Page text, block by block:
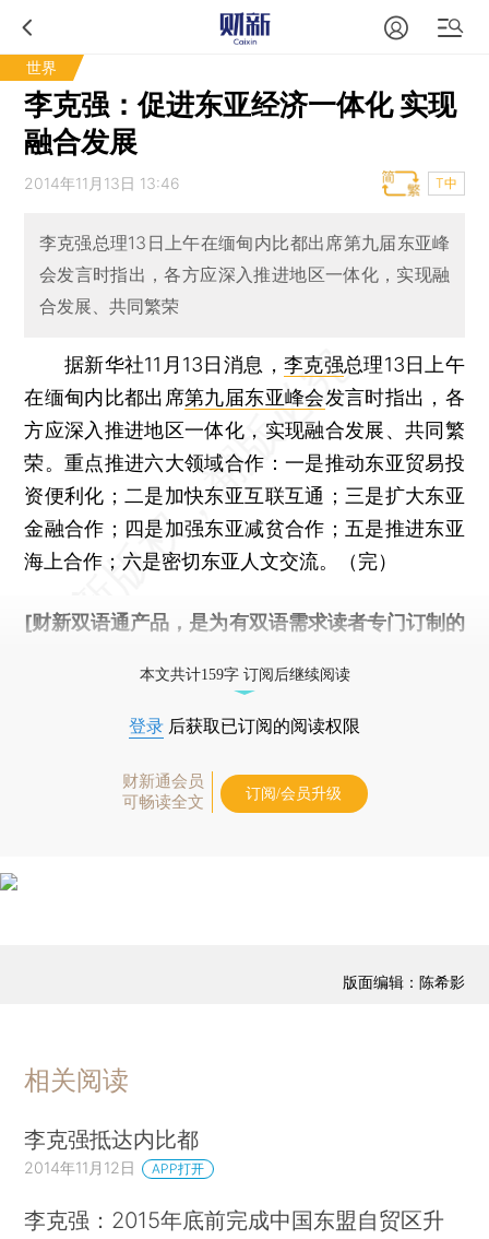
世界
李克强：促进东亚经济一体化 实现
融合发展
2014年11月13日 13:46 T中
李克强总理13日上午在缅甸内比都出席第九届东亚峰
会发言时指出，各方应深入推进地区一体化，实现融
合发展、共同繁荣
据新华社11月13日消息， 李克强总理13日上午
在缅甸内比都出席第九届东亚峰会发言时指出，各
方应深入推进地区一体化，实现融合发展、共同繁
荣。重点推进六大领域合作：一是推动东亚贸易投
资便利化；二是加快东亚互联互通；三是扩大东亚
金融合作；四是加强东亚减贫合作；五是推进东亚
海上合作；六是密切东亚人文交流。（完）
[财新双语通产品，是为有双语需求读者专门订制的
本文共计159字 订阅后继续阅读
登录 后获取已订阅的阅读权限
财新通会员
可畅读全文
订阅/会员升级
版面编辑：陈希影
相关阅读
李克强抵达内比都
2014年11月12日 APP打开
李克强：2015年底前完成中国东盟自贸区升